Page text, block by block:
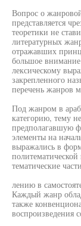
Вопрос о
представляется
теоретики не
литературных
отражавших
большое
лексическому
закрепленного
перечень жанров
Под жанром в
категорию, тему
предполагавшую
элементы на
выражались в
тематические
лению в
Каждый жанр
также
воспроизведения